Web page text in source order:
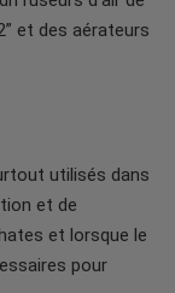
et des aérateurs
utilisés dans
et de
et lorsque le
pour